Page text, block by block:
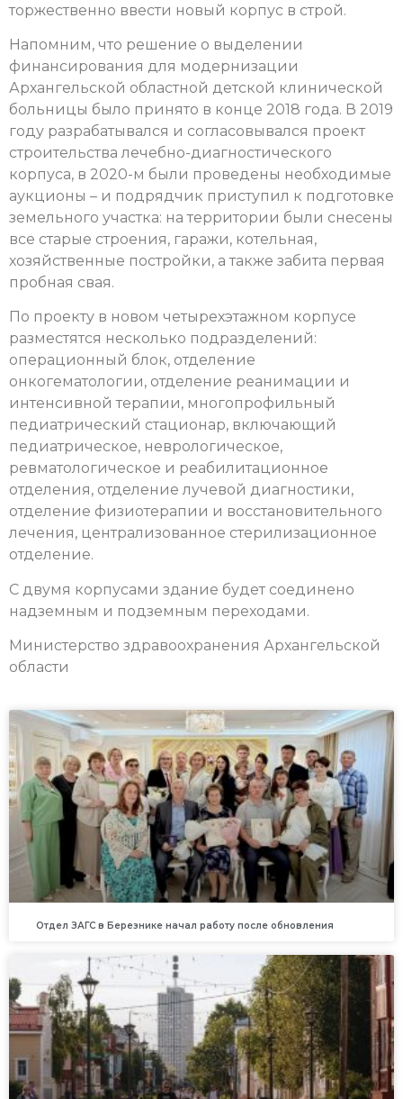
торжественно ввести новый корпус в строй.
Напомним, что решение о выделении
финансирования для модернизации
Архангельской областной детской клинической
больницы было принято в конце 2018 года. В 2019
году разрабатывался и согласовывался проект
строительства лечебно-диагностического
корпуса, в 2020-м были проведены необходимые
аукционы – и подрядчик приступил к подготовке
земельного участка: на территории были снесены
все старые строения, гаражи, котельная,
хозяйственные постройки, а также забита первая
пробная свая.
По проекту в новом четырехэтажном корпусе
разместятся несколько подразделений:
операционный блок, отделение
онкогематологии, отделение реанимации и
интенсивной терапии, многопрофильный
педиатрический стационар, включающий
педиатрическое, неврологическое,
ревматологическое и реабилитационное
отделения, отделение лучевой диагностики,
отделение физиотерапии и восстановительного
лечения, централизованное стерилизационное
отделение.
С двумя корпусами здание будет соединено
надземным и подземным переходами.
Министерство здравоохранения Архангельской
области
Отдел ЗАГС в Березнике начал работу после обновления